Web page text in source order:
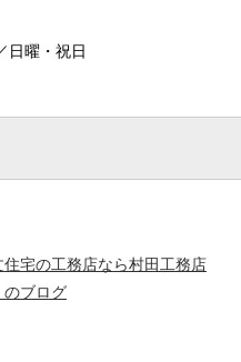
日曜・祝日
宅の工務店なら村田工務店
のブログ